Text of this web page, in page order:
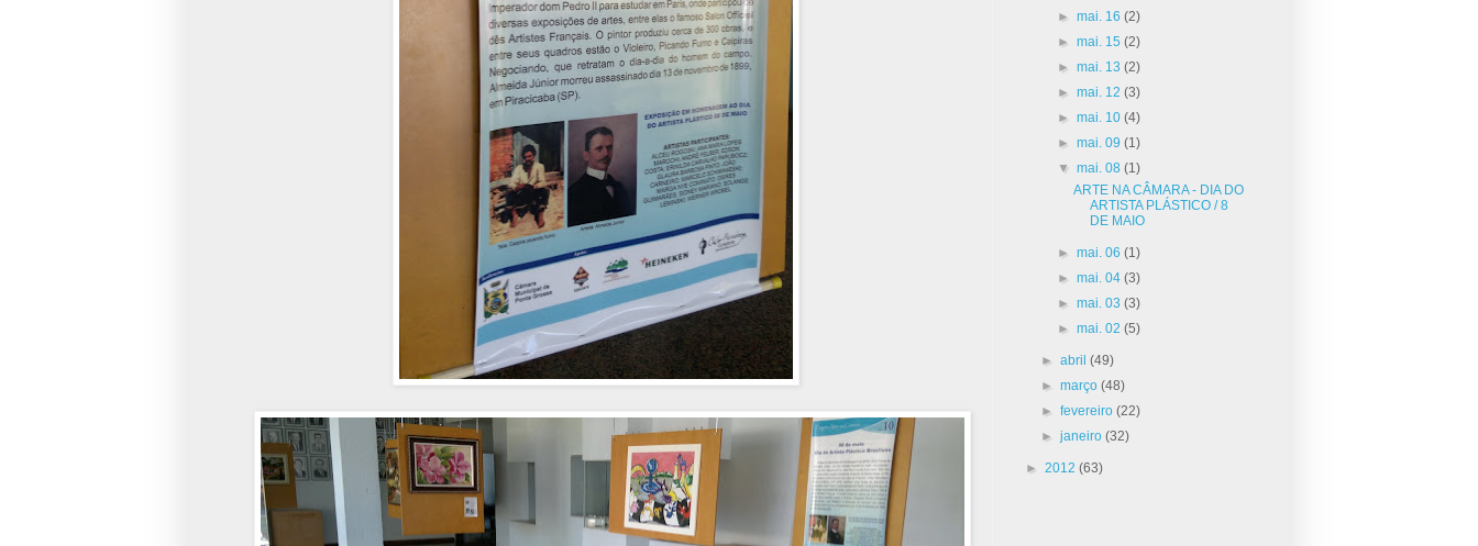
► mai. 16 (2)
► mai. 15 (2)
► mai. 13 (2)
► mai. 12 (3)
► mai. 10 (4)
► mai. 09 (1)
▼ mai. 08 (1)
ARTE NA CÂMARA - DIA DO
ARTISTA PLÁSTICO / 8
DE MAIO
► mai. 06 (1)
► mai. 04 (3)
► mai. 03 (3)
► mai. 02 (5)
►abril(49)
►março(48)
►fevereiro(22)
►janeiro(32)
► 2012 (63)